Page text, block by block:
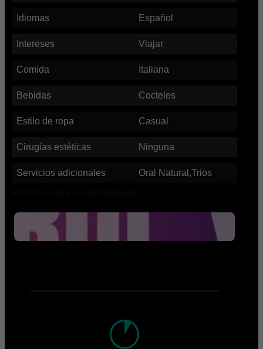
Idiomas Español
Intereses Viajar
Comida Italiana
Bebidas Cocteles
Estilo de ropa Casual
Cirugías estéticas Ninguna
Servicios adicionales Oral Natural,Trios